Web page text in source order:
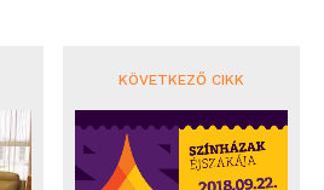
KÖVETKEZŐ CIKK